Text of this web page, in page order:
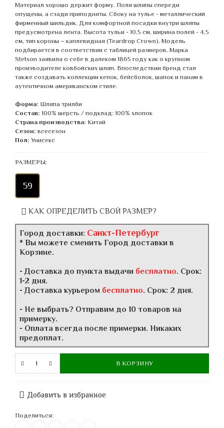
Материал хорошо держит форму. Поля шляпы спереди
опущены, а сзади приподняты. Сбоку на тулье - металлический
фирменный шильдик. Для комфортной посадки внутри шляпы
предусмотрена лента. Высота тульи - 10,5 см, ширина полей - 4,5
см, тип короны – каплевидная (Teardrop Crown). Модель
подбирается в соответствии с таблицей размеров. Марка
Stetson заявила о себе в далеком 1865 году как о крупном
производителе ковбойских шляп. Впоследствии бренд стал
также создавать коллекции кепок, бейсболок, шапок и панам в
аутентичном американском стиле.
Форма: Шляпа трилби
Состав: 100% шерсть / подклад: 100% хлопок
Страна производства: Китай
Сезон: всесезон
Пол: Унисекс
РАЗМЕРЫ:
59
КАК ОПРЕДЕЛИТЬ СВОЙ РАЗМЕР?
Город доставки: Санкт-Петербург
* Вы можете сменить Город доставки в
Корзине.
- Доставка до пункта выдачи бесплатно. Срок:
1-2 дня.
- Доставка курьером бесплатно. Срок: 2 дня.
- Не выбрать? Отправим до 10 товаров на
примерку.
- Оплата всегда после примерки. Никаких
предоплат.
В КОРЗИНУ
Добавить в избранное
Поделиться: